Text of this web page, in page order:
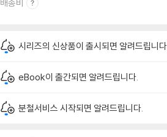
배송비
시리즈의 신상품이 출시되면 알려드립니
eBook이 출간되면 알려드립니다.
분철서비스 시작되면 알려드립니다.